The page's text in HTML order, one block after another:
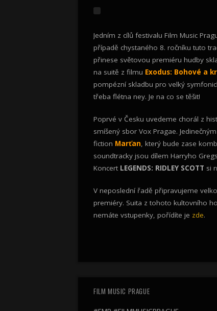
Jedním z cílů festivalu Film Music
případě chystaného 8. ročníku tuto
přinese světovou premiéru hudby
na suitě z filmu Exodus: Bohové a
pompézní skladbu pro velký
třeba flétna ney. Je na co se těšit!
Poprvé v Česku uvedeme chorál z
smíšený sbor Vox Pragae.
fiction Marťan, který bude zase
soundtracky jsou dílem Harryho
Koncert LEGENDS: RIDLEY SCOTT si
V neposlední řadě připravujeme
premiéry. Suita z tohoto kultovního
nemáte vstupenky, pořídíte je zde.
FILM MUSIC PRAGUE